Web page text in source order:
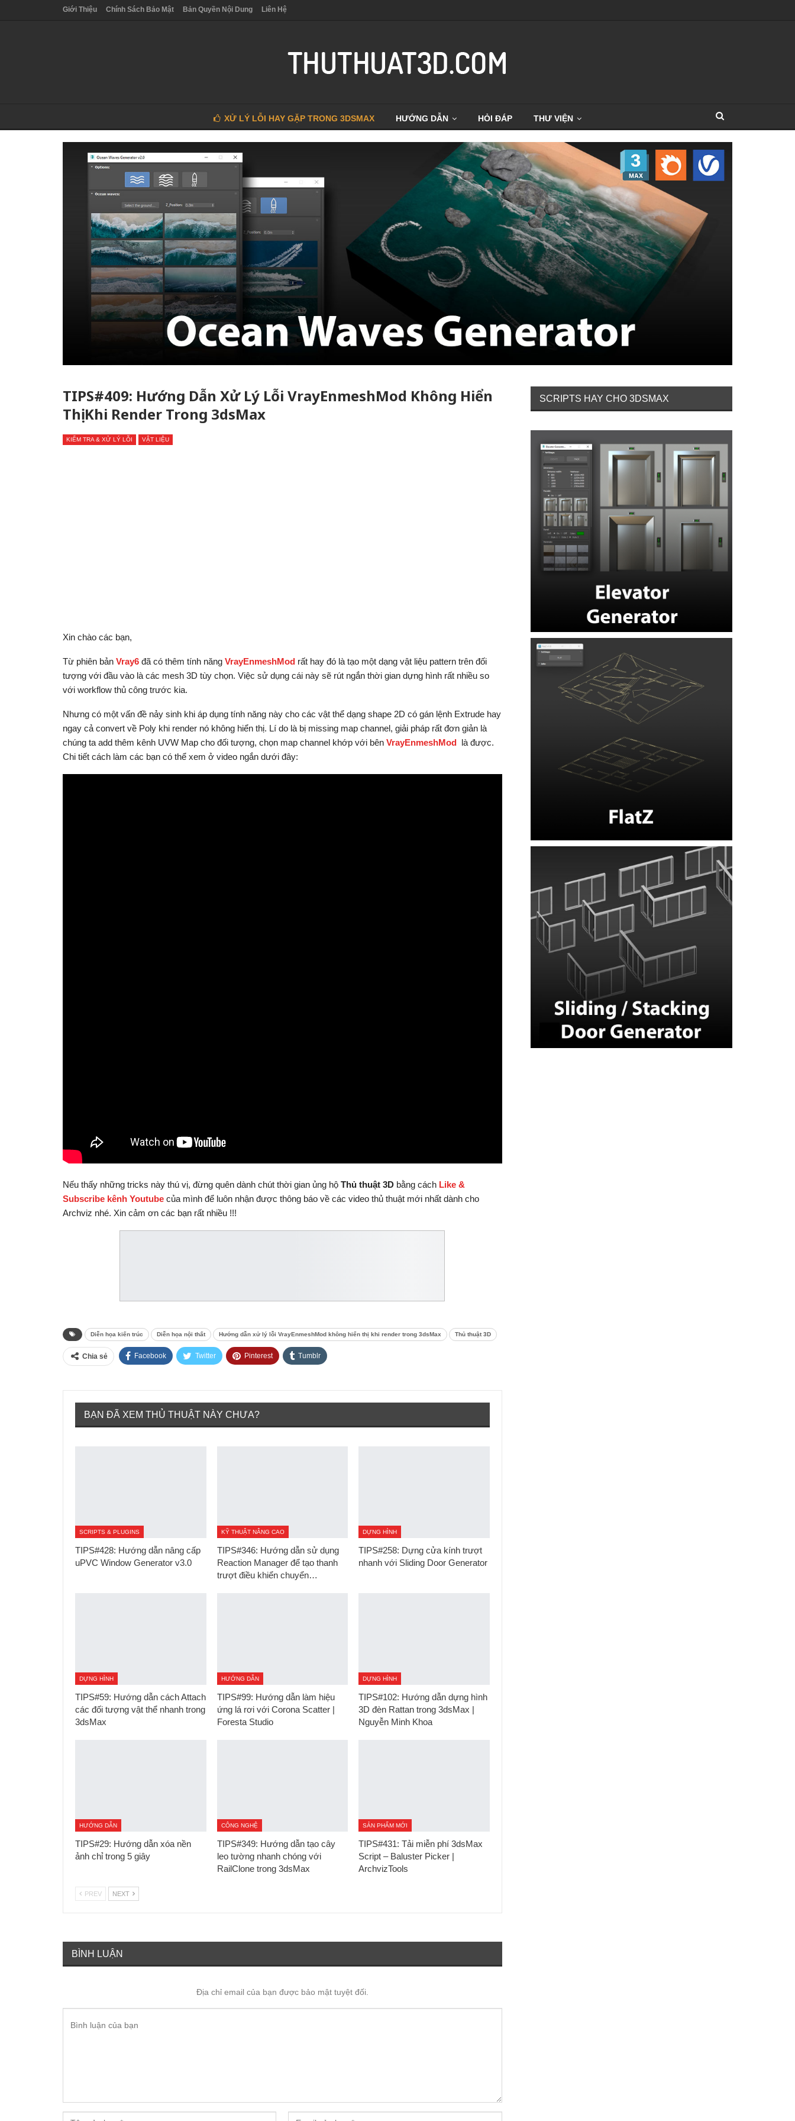
Giới Thiệu Chính Sách Bảo Mật Bản Quyền Nội Dung Liên Hệ
XỬ LÝ LỖI HAY GẶP TRONG 3DSMAX HƯỚNG DẪN HỎI ĐÁP THƯ VIỆN
TIPS#409: Hướng Dẫn Xử Lý Lỗi VrayEnmeshMod Không Hiển
Thị Khi Render Trong 3dsMax
KIỂM TRA & XỬ LÝ LỖI VẬT LIỆU
Xin chào các bạn,
Từ phiên bản Vray6 đã có thêm tính năng VrayEnmeshMod rất hay đó là tạo một dạng vật liệu pattern trên đối
tượng với đầu vào là các mesh 3D tùy chọn. Việc sử dụng cái này sẽ rút ngắn thời gian dựng hình rất nhiều so
với workflow thủ công trước kia.
Nhưng có một vấn đề nảy sinh khi áp dụng tính năng này cho các vật thể dạng shape 2D có gán lệnh Extrude hay
ngay cả convert về Poly khi render nó không hiển thị. Lí do là bị missing map channel, giải pháp rất đơn giản là
chúng ta add thêm kênh UVW Map cho đối tượng, chọn map channel khớp với bên VrayEnmeshMod là được.
Chi tiết cách làm các bạn có thể xem ở video ngắn dưới đây:
Nếu thấy những tricks này thú vị, đừng quên dành chút thời gian ủng hộ Thủ thuật 3D bằng cách Like &
Subscribe kênh Youtube của mình để luôn nhận được thông báo về các video thủ thuật mới nhất dành cho
Archviz nhé. Xin cảm ơn các bạn rất nhiều !!!
Diễn họa kiến trúc Diễn họa nội thất Hướng dẫn xử lý lỗi VrayEnmeshMod không hiển thị khi render trong 3dsMax Thủ thuật 3D
Chia sẻ Facebook Twitter Pinterest Tumblr
BẠN ĐÃ XEM THỦ THUẬT NÀY CHƯA?
SCRIPTS & PLUGINS
TIPS#428: Hướng dẫn nâng cấp
uPVC Window Generator v3.0
KỸ THUẬT NÂNG CAO
TIPS#346: Hướng dẫn sử dụng
Reaction Manager để tạo thanh
trượt điều khiển chuyển…
DỰNG HÌNH
TIPS#258: Dựng cửa kính trượt
nhanh với Sliding Door Generator
DỰNG HÌNH
TIPS#59: Hướng dẫn cách Attach
các đối tượng vật thể nhanh trong
3dsMax
HƯỚNG DẪN
TIPS#99: Hướng dẫn làm hiệu
ứng lá rơi với Corona Scatter |
Foresta Studio
DỰNG HÌNH
TIPS#102: Hướng dẫn dựng hình
3D đèn Rattan trong 3dsMax |
Nguyễn Minh Khoa
HƯỚNG DẪN
TIPS#29: Hướng dẫn xóa nền
ảnh chỉ trong 5 giây
CÔNG NGHỆ
TIPS#349: Hướng dẫn tạo cây
leo tường nhanh chóng với
RailClone trong 3dsMax
SẢN PHẨM MỚI
TIPS#431: Tải miễn phí 3dsMax
Script – Baluster Picker |
ArchvizTools
PREV NEXT
BÌNH LUẬN
Địa chỉ email của bạn được bảo mật tuyệt đối.
SCRIPTS HAY CHO 3DSMAX